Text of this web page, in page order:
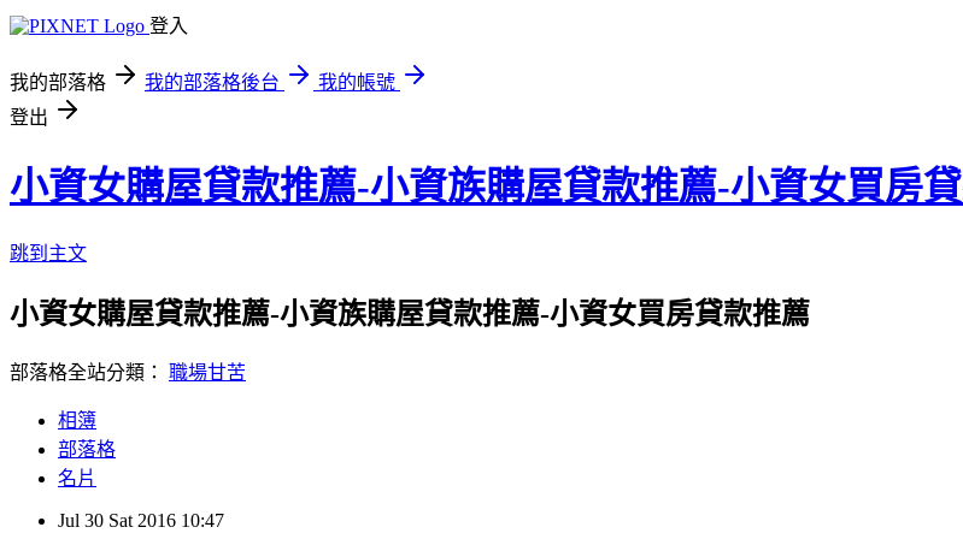
登入
我的部落格 我的部落格後台
我的帳號
登出
小資女購屋貸款推薦-小資族購屋貸款推薦-小資女買房
跳到主文
小資女購屋貸款推薦-小資族購屋貸款推薦-小資女買房貸款推薦
部落格全站分類： 職場甘苦
相簿
部落格
名片
Jul 30 Sat 2016 10:47